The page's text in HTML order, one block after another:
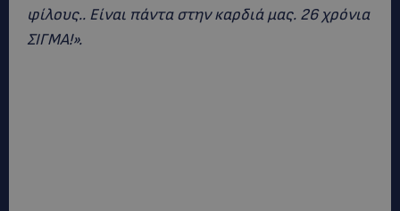
φίλους.. Είναι πάντα στην καρδιά μας. 26 χρόνια
ΣΙΓΜΑ!».